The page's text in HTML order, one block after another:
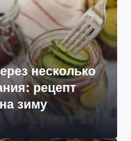
несколько
рецепт
зиму